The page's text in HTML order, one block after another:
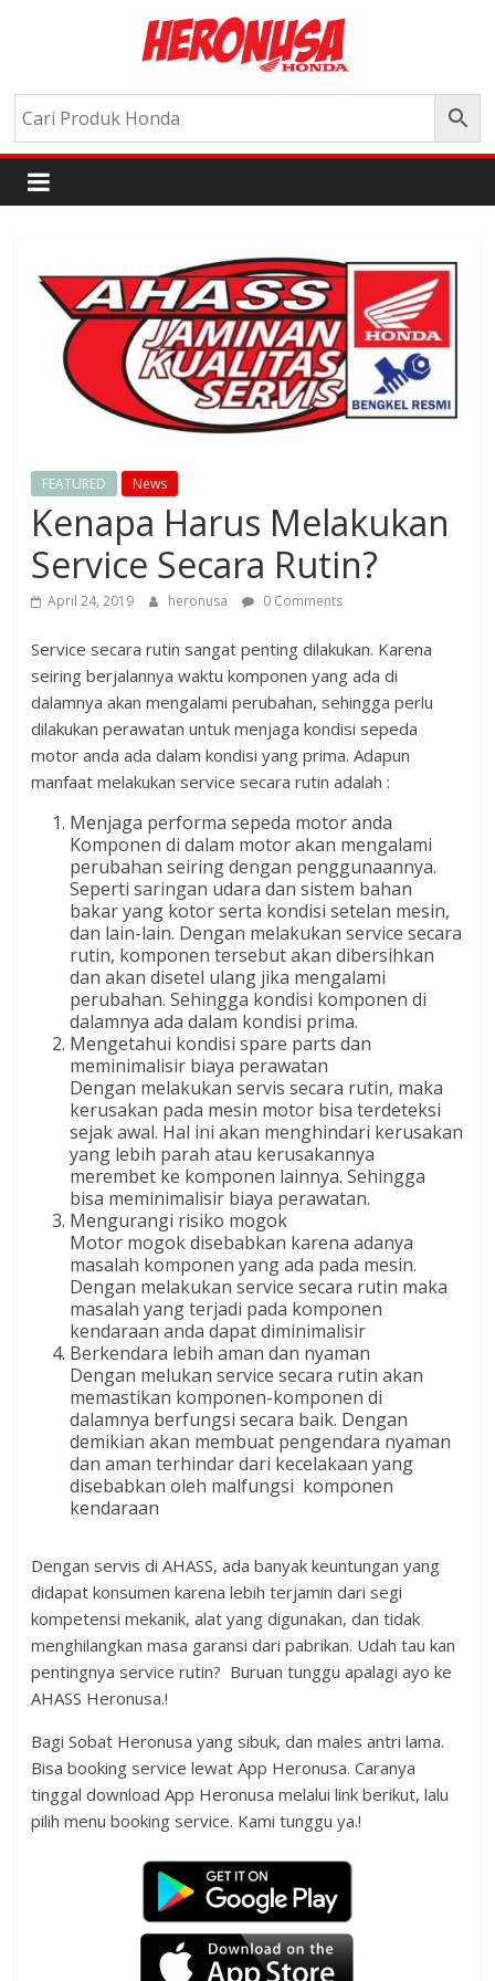
FEATURED News
Kenapa Harus Melakukan
Service Secara Rutin?
April 24, 2019 heronusa 0 Comments
Service secara rutin sangat penting dilakukan. Karena
seiring berjalannya waktu komponen yang ada di
dalamnya akan mengalami perubahan, sehingga perlu
dilakukan perawatan untuk menjaga kondisi sepeda
motor anda ada dalam kondisi yang prima. Adapun
manfaat melakukan service secara rutin adalah :
Menjaga performa sepeda motor anda
Komponen di dalam motor akan mengalami
perubahan seiring dengan penggunaannya.
Seperti saringan udara dan sistem bahan
bakar yang kotor serta kondisi setelan mesin,
dan lain-lain. Dengan melakukan service secara
rutin, komponen tersebut akan dibersihkan
dan akan disetel ulang jika mengalami
perubahan. Sehingga kondisi komponen di
dalamnya ada dalam kondisi prima.
Mengetahui kondisi spare parts dan
meminimalisir biaya perawatan
Dengan melakukan servis secara rutin, maka
kerusakan pada mesin motor bisa terdeteksi
sejak awal. Hal ini akan menghindari kerusakan
yang lebih parah atau kerusakannya
merembet ke komponen lainnya. Sehingga
bisa meminimalisir biaya perawatan.
Mengurangi risiko mogok
Motor mogok disebabkan karena adanya
masalah komponen yang ada pada mesin.
Dengan melakukan service secara rutin maka
masalah yang terjadi pada komponen
kendaraan anda dapat diminimalisir
Berkendara lebih aman dan nyaman
Dengan melukan service secara rutin akan
memastikan komponen-komponen di
dalamnya berfungsi secara baik. Dengan
demikian akan membuat pengendara nyaman
dan aman terhindar dari kecelakaan yang
disebabkan oleh malfungsi komponen
kendaraan
Dengan servis di AHASS, ada banyak keuntungan yang
didapat konsumen karena lebih terjamin dari segi
kompetensi mekanik, alat yang digunakan, dan tidak
menghilangkan masa garansi dari pabrikan. Udah tau kan
pentingnya service rutin? Buruan tunggu apalagi ayo ke
AHASS Heronusa.!
Bagi Sobat Heronusa yang sibuk, dan males antri lama.
Bisa booking service lewat App Heronusa. Caranya
tinggal download App Heronusa melalui link berikut, lalu
pilih menu booking service. Kami tunggu ya.!